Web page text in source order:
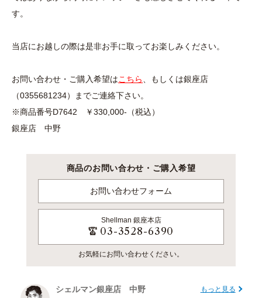
す。
当店にお越しの際は是非お手に取ってお楽しみください。
お問い合わせ・ご購入希望はこちら
、もしくは銀座店
（0355681234）までご連絡下さい。
※商品番号D7642 ￥330,000-（税込）
銀座店 中野
商品のお問い合わせ・ご購入希望
お問い合わせフォーム
Shellman 銀座本店
03-3528-6390
お気軽にお問い合わせください。
シェルマン銀座店 中野
もっと見る